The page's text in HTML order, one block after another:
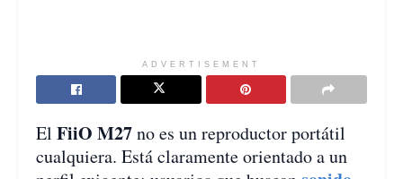
ADVERTISEMENT
El FiiO M27no es un reproductor portátil
cualquiera. Está claramente orientado a un